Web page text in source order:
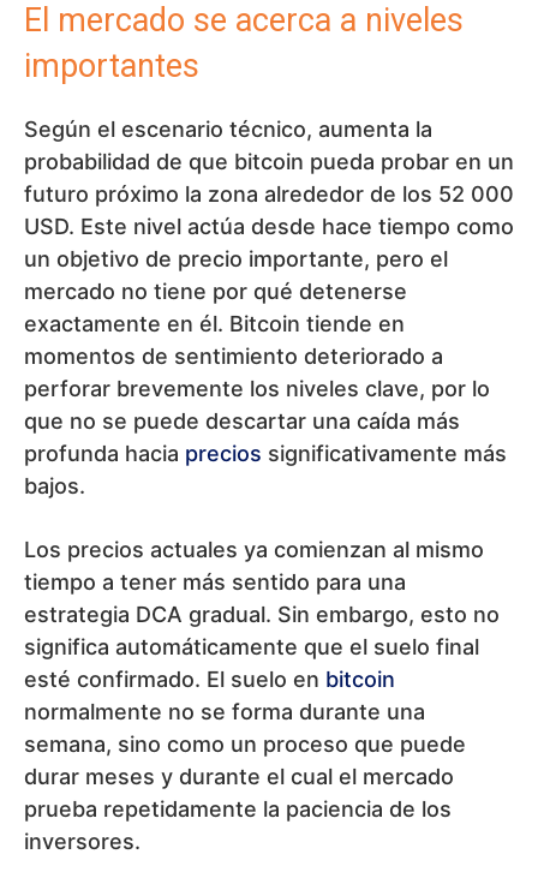
El mercado se acerca a niveles
importantes
Según el escenario técnico, aumenta la
probabilidad de que bitcoin pueda probar en un
futuro próximo la zona alrededor de los 52 000
USD. Este nivel actúa desde hace tiempo como
un objetivo de precio importante, pero el
mercado no tiene por qué detenerse
exactamente en él. Bitcoin tiende en
momentos de sentimiento deteriorado a
perforar brevemente los niveles clave, por lo
que no se puede descartar una caída más
profunda hacia precios significativamente más
bajos.
Los precios actuales ya comienzan al mismo
tiempo a tener más sentido para una
estrategia DCA gradual. Sin embargo, esto no
significa automáticamente que el suelo final
esté confirmado. El suelo en bitcoin
normalmente no se forma durante una
semana, sino como un proceso que puede
durar meses y durante el cual el mercado
prueba repetidamente la paciencia de los
inversores.